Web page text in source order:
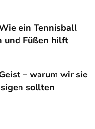
ein Tennisball
und Füßen hilft
– warum wir sie
sollten